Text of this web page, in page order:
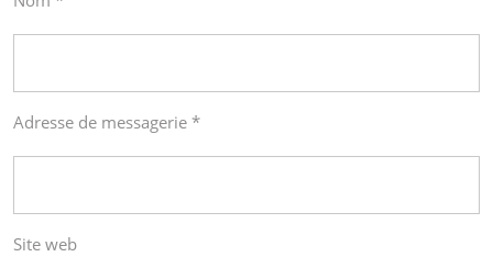
Adresse de messagerie *
Site web